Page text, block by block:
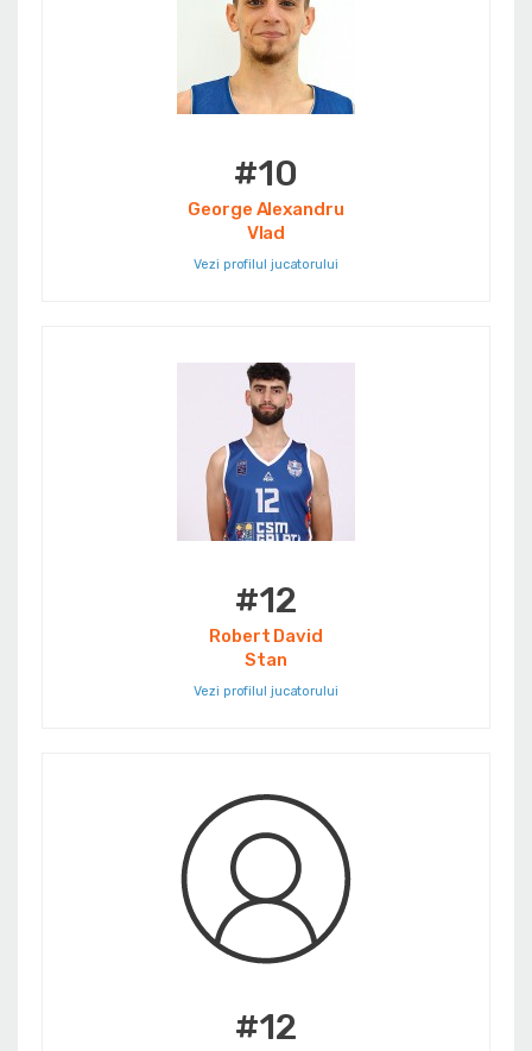
#10
George Alexandru
Vlad
Vezi profilul jucatorului
#12
Robert David
Stan
Vezi profilul jucatorului
#12